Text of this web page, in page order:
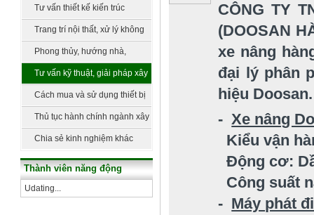
hoàn thiện
Tư vấn thiết kế kiến trúc
Trang trí nội thất, xử lý không
gianPhong thủy, hướng nhà,
hướng bếp, hướng đất
Tư vấn kỹ thuật, giải pháp xây
dựngCách mua và sử dụng thiết bị
cơ, điện lạnh
Thủ tục hành chính ngành xây
dựngChia sẻ kinh nghiệm khác
Thành viên năng động
Udating...
CÔNG TY
(DOOSAN
xe nâng
đại lý phân
hiệu Doosan.
-Xe nâng
Kiểu vận
Động cơ:
Công suất
- Máy phát